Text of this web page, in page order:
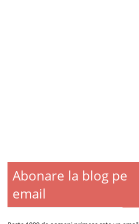
Abonare la blog pe
email